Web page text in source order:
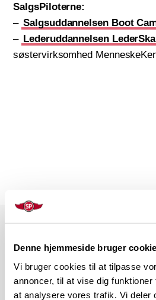
Denne hjemmeside bruger
Vi bruger cookies til at tilpasse
annoncer, til at vise dig
at analysere vores trafik. Vi deler
SalgsPiloterne:
– Salgsuddannelsen Boot
– Lederuddannelsen
søstervirksomhed
TERMINAL 1
Relaterede blogindlæg